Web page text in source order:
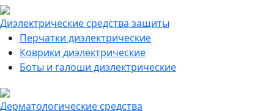
Диэлектрические средства защиты
Перчатки диэлектрические
Коврики диэлектрические
Боты и галоши диэлектрические
Дерматологические средства